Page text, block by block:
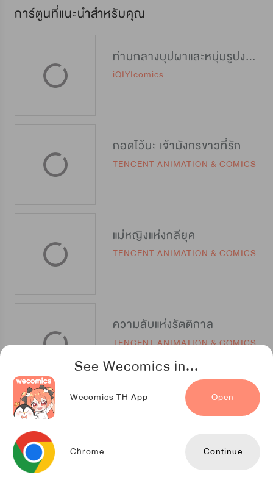
See Wecomics in...
Wecomics TH App Open
Chrome Continue
การ์ตูนที่แนะนำสำหรับคุณ
ท่ามกลางบุปผาและหนุ่มรูปงาม
iQIYIcomics
กอดไว้นะ เจ้ามังกรขาวที่รัก
TENCENT ANIMATION & COMICS
แม่หญิงแห่งกลียุค
TENCENT ANIMATION & COMICS
ความลับแห่งรัตติกาล
TENCENT ANIMATION & COMICS